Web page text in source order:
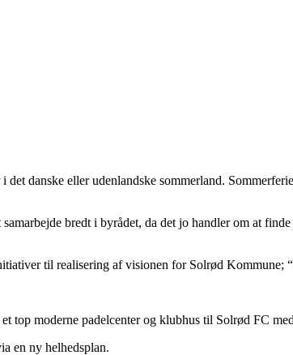
danske eller udenlandske sommerland.
bredt i byrådet, da det jo handler om at
til realisering af visionen for Solrød Kommune;
top moderne padelcenter og klubhus til Solrød FC
en ny helhedsplan.